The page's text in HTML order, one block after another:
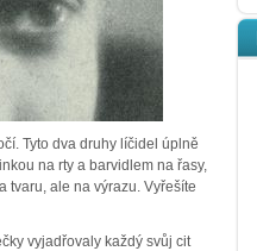
Tyto dva druhy líčidel úplně
na rty a barvidlem na řasy,
tvaru, ale na výrazu. Vyřešíte
vyjadřovaly každý svůj cit